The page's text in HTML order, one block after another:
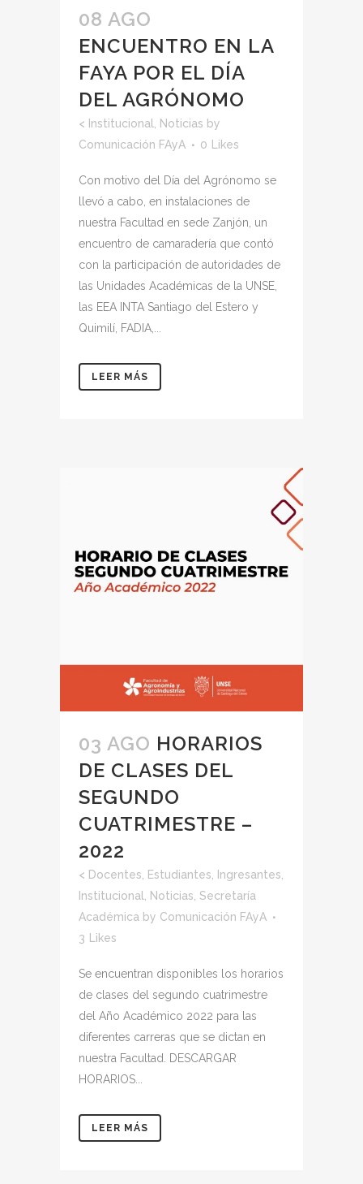
08 AGO
ENCUENTRO EN LA
FAYA POR EL DÍA
DEL AGRÓNOMO
< Institucional Noticias by
Comunicación FAyA
0 Likes
Con motivo del Día del Agrónomo se
llevó a cabo, en instalaciones de
nuestra Facultad en sede Zanjón, un
encuentro de camaradería que contó
con la participación de autoridades de
las Unidades Académicas de la UNSE,
las EEA INTA Santiago del Estero y
Quimilí, FADIA,...
LEER MÁS
03 AGO HORARIOS
DE CLASES DEL
SEGUNDO
CUATRIMESTRE –
2022
< Docentes Estudiantes Ingresantes
Institucional
Noticias Secretaría
Académica by Comunicación FAyA
3 Likes
Se encuentran disponibles los horarios
de clases del segundo cuatrimestre
del Año Académico 2022 para las
diferentes carreras que se dictan en
nuestra Facultad. DESCARGAR
HORARIOS...
LEER MÁS